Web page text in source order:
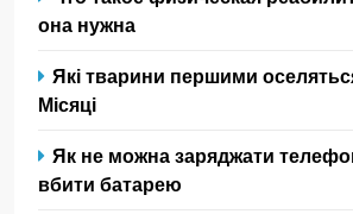
она нужна
Які тварини першими
Місяці
Як не можна заряджати
вбити батарею